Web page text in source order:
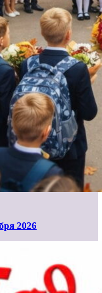
2026